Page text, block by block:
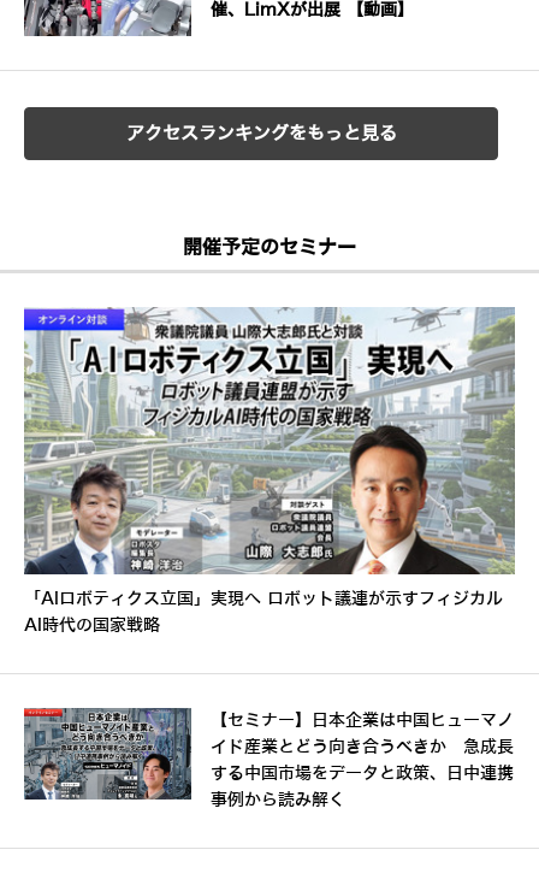
催、LimXが出展 【動画】
アクセスランキングをもっと見る
開催予定のセミナー
「AIロボティクス立国」実現へ ロボット議連が示すフィジカル
AI時代の国家戦略
【セミナー】日本企業は中国ヒューマノ
イド産業とどう向き合うべきか 急成長
する中国市場をデータと政策、日中連携
事例から読み解く